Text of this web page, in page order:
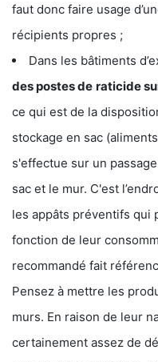
faut donc faire usage
récipients propres ;
Dans les bâtiments
des postes de raticide
ce qui est de la
stockage en sac
s'effectue sur un
sac et le mur. C'est
les appâts préventifs qui
fonction de leur
recommandé fait
Pensez à mettre les
murs. En raison de leur
certainement assez de